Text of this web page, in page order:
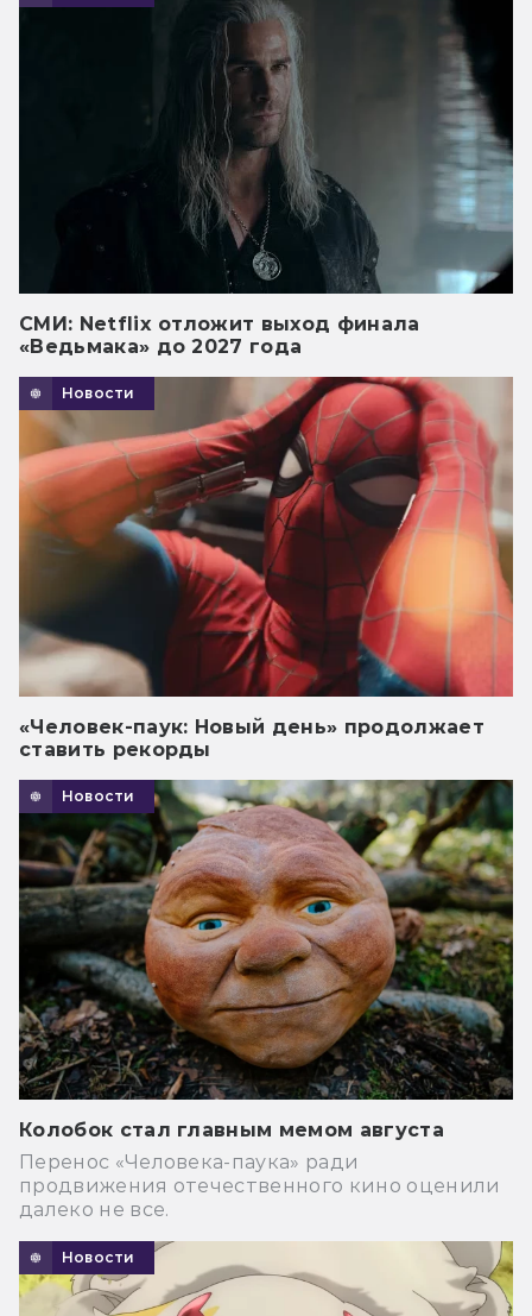
СМИ: Netflix отложит выход финала
«Ведьмака» до 2027 года
Новости
«Человек-паук: Новый день» продолжает
ставить рекорды
Новости
Колобок стал главным мемом августа
Перенос «Человека-паука» ради
продвижения отечественного кино оценили
далеко не все.
Новости